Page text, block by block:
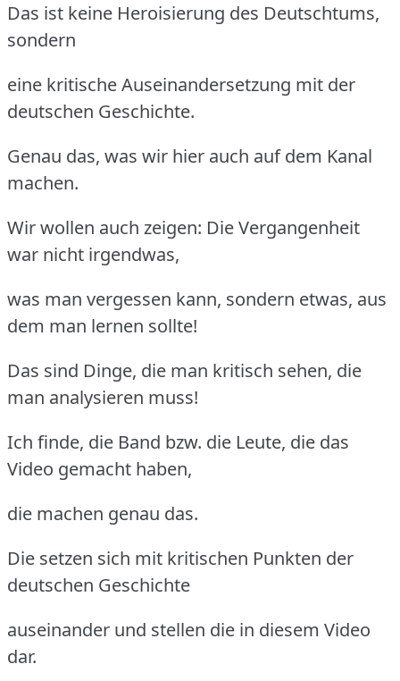
Das ist keine Heroisierung des Deutschtums,
sondern
eine kritische Auseinandersetzung mit der
deutschen Geschichte.
Genau das, was wir hier auch auf dem Kanal
machen.
Wir wollen auch zeigen: Die Vergangenheit
war nicht irgendwas,
was man vergessen kann, sondern etwas, aus
dem man lernen sollte!
Das sind Dinge, die man kritisch sehen, die
man analysieren muss!
Ich finde, die Band bzw. die Leute, die das
Video gemacht haben,
die machen genau das.
Die setzen sich mit kritischen Punkten der
deutschen Geschichte
auseinander und stellen die in diesem Video
dar.